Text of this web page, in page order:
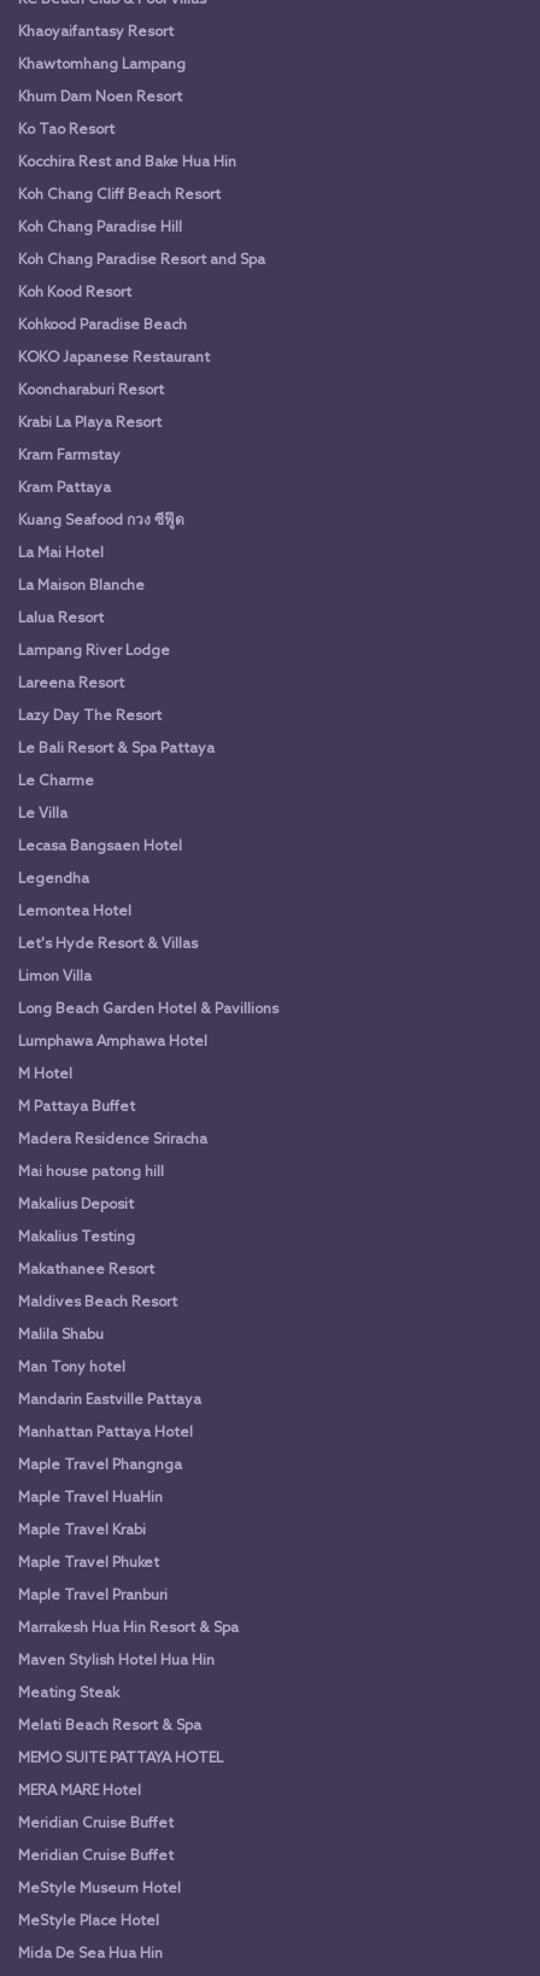
Khaoyaifantasy Resort
Khawtomhang Lampang
Khum Dam Noen Resort
Ko Tao Resort
Kocchira Rest and Bake Hua Hin
Koh Chang Cliff Beach Resort
Koh Chang Paradise Hill
Koh Chang Paradise Resort and Spa
Koh Kood Resort
Kohkood Paradise Beach
KOKO Japanese Restaurant
Kooncharaburi Resort
Krabi La Playa Resort
Kram Farmstay
Kram Pattaya
Kuang Seafood กวง ซีฟู๊ด
La Mai Hotel
La Maison Blanche
Lalua Resort
Lampang River Lodge
Lareena Resort
Lazy Day The Resort
Le Bali Resort & Spa Pattaya
Le Charme
Le Villa
Lecasa Bangsaen Hotel
Legendha
Lemontea Hotel
Let's Hyde Resort & Villas
Limon Villa
Long Beach Garden Hotel & Pavillions
Lumphawa Amphawa Hotel
M Hotel
M Pattaya Buffet
Madera Residence Sriracha
Mai house patong hill
Makalius Deposit
Makalius Testing
Makathanee Resort
Maldives Beach Resort
Malila Shabu
Man Tony hotel
Mandarin Eastville Pattaya
Manhattan Pattaya Hotel
Maple Travel Phangnga
Maple Travel HuaHin
Maple Travel Krabi
Maple Travel Phuket
Maple Travel Pranburi
Marrakesh Hua Hin Resort & Spa
Maven Stylish Hotel Hua Hin
Meating Steak
Melati Beach Resort & Spa
MEMO SUITE PATTAYA HOTEL
MERA MARE Hotel
Meridian Cruise Buffet
Meridian Cruise Buffet
MeStyle Museum Hotel
MeStyle Place Hotel
Mida De Sea Hua Hin